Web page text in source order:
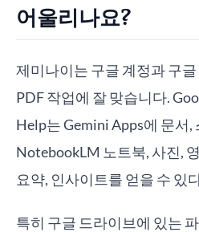
어울리나요?
제미나이는 구글 계정과 구
PDF 작업에 잘 맞습니다.
Help는 Gemini Apps에 문서,
NotebookLM 노트북, 사진,
요약, 인사이트를 얻을 수 있
특히 구글 드라이브에 있는